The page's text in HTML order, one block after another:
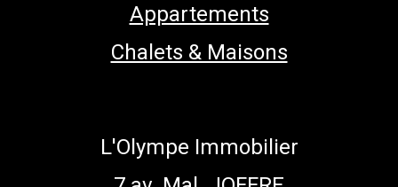
Appartements
Chalets & Maisons
L'Olympe Immobilier